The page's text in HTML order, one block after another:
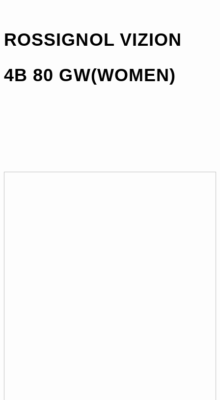
ROSSIGNOL VIZION
4B 80 GW(WOMEN)